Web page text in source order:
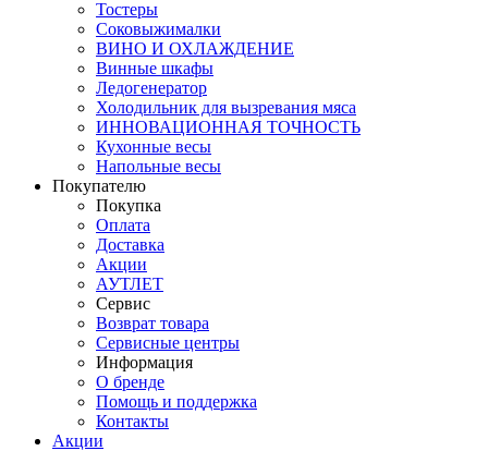
Тостеры
Соковыжималки
ВИНО И ОХЛАЖДЕНИЕ
Винные шкафы
Ледогенератор
Холодильник для вызревания мяса
ИННОВАЦИОННАЯ ТОЧНОСТЬ
Кухонные весы
Напольные весы
Покупателю
Покупка
Оплата
Доставка
Акции
АУТЛЕТ
Сервис
Возврат товара
Сервисные центры
Информация
О бренде
Помощь и поддержка
Контакты
Акции